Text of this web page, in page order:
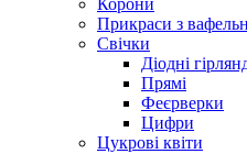
Прикраси з
Свічки
Діодні
Прямі
Феєрверки
Цифри
Цукрові квіти